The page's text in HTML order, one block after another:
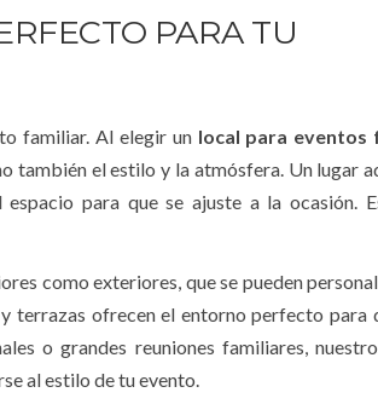
PARA TU
familiar. Al elegir un local para eventos
también el estilo y la atmósfera. Un lugar
para que se ajuste a la ocasión.
como exteriores, que se pueden
terrazas ofrecen el entorno perfecto para
o grandes reuniones familiares,
al estilo de tu evento.